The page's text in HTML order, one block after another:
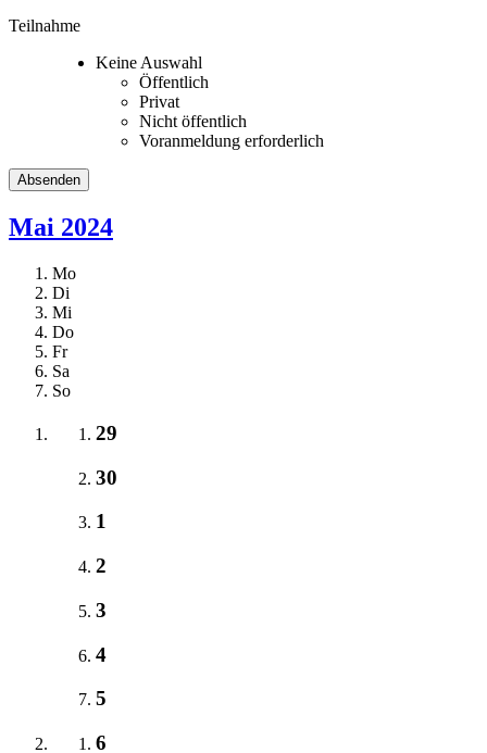
Teilnahme
Keine Auswahl
Öffentlich
Privat
Nicht öffentlich
Voranmeldung erforderlich
Mai 2024
Mo
Di
Mi
Do
Fr
Sa
So
29
30
1
2
3
4
5
6